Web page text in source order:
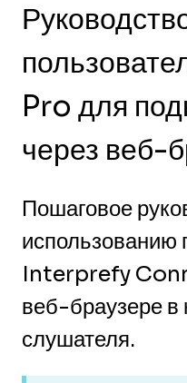
Pro для
через веб-
Пошаговое
Interprefy
веб-браузере в
слушателя.